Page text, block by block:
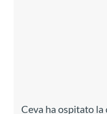
Ceva ha ospitato la